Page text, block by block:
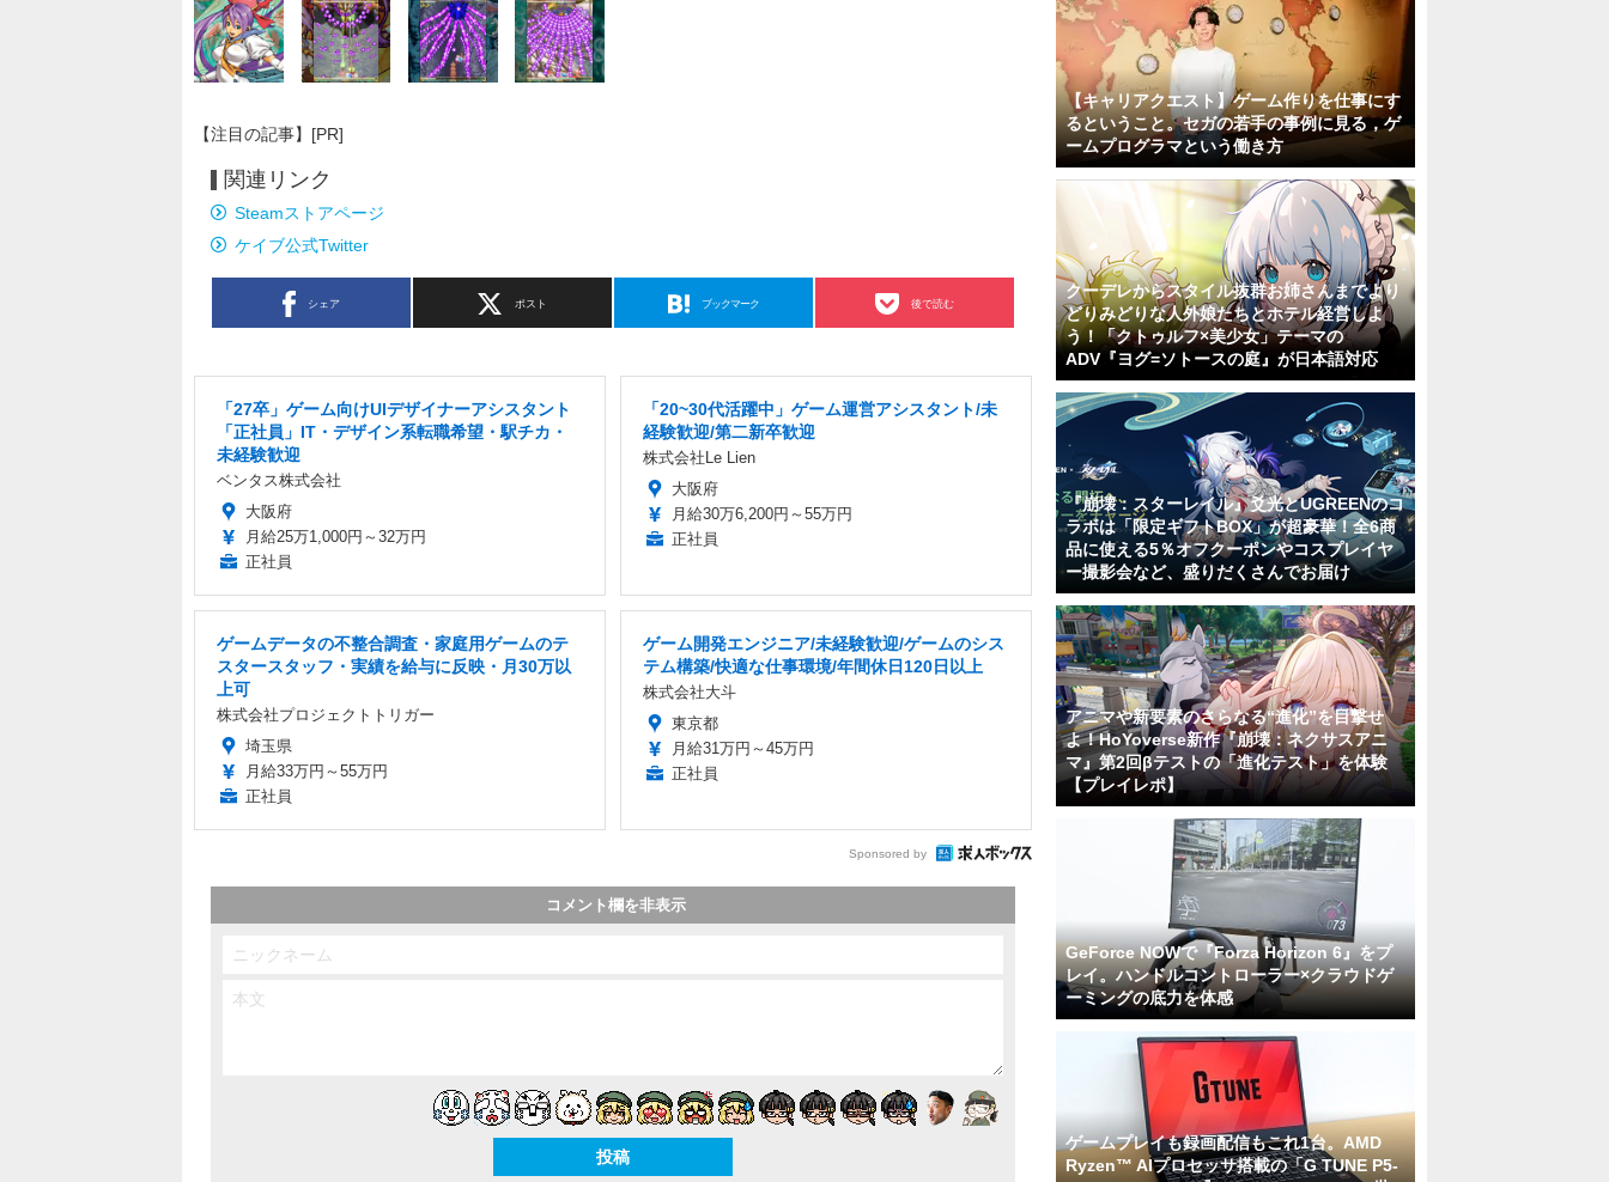
【注目の記事】[PR]
関連リンク
Steamストアページ
ケイブ公式Twitter
シェア ポスト ブックマーク 後で読む
「27卒」ゲーム向けUIデザイナーアシスタント
「正社員」IT・デザイン系転職希望・駅チカ・
未経験歓迎
ベンタス株式会社
大阪府
月給25万1,000円～32万円
正社員
「20~30代活躍中」ゲーム運営アシスタント/未
経験歓迎/第二新卒歓迎
株式会社Le Lien
大阪府
月給30万6,200円～55万円
正社員
ゲームデータの不整合調査・家庭用ゲームのテ
スタースタッフ・実績を給与に反映・月30万以
上可
株式会社プロジェクトトリガー
埼玉県
月給33万円～55万円
正社員
ゲーム開発エンジニア/未経験歓迎/ゲームのシス
テム構築/快適な仕事環境/年間休日120日以上
株式会社大斗
東京都
月給31万円～45万円
正社員
Sponsored by
コメント欄を非表示
【キャリアクエスト】ゲーム作りを仕事にす
るということ。セガの若手の事例に見る，ゲ
ームプログラマという働き方
クーデレからスタイル抜群お姉さんまでより
どりみどりな人外娘たちとホテル経営しよ
う！「クトゥルフ×美少女」テーマの
ADV『ヨグ=ソトースの庭』が日本語対応
『崩壊：スターレイル』爻光とUGREENのコ
ラボは「限定ギフトBOX」が超豪華！全6商
品に使える5％オフクーポンやコスプレイヤ
ー撮影会など、盛りだくさんでお届け
アニマや新要素のさらなる“進化”を目撃せ
よ！HoYoverse新作『崩壊：ネクサスアニ
マ』第2回βテストの「進化テスト」を体験
【プレイレポ】
GeForce NOWで『Forza Horizon 6』をプ
レイ。ハンドルコントローラー×クラウドゲ
ーミングの底力を体感
ゲームプレイも録画配信もこれ1台。AMD
Ryzen™ AIプロセッサ搭載の「G TUNE P5-